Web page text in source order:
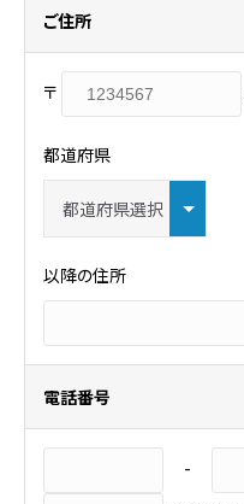
ご住所
〒
都道府県
以降の住所
電話番号
-